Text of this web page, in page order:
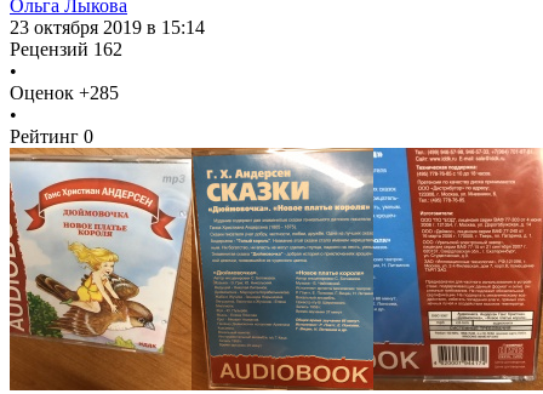
Ольга Лыкова
23 октября 2019 в 15:14
Рецензий 162
•
Оценок +285
•
Рейтинг 0